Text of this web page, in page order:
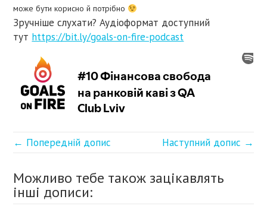
може бути корисно й потрібно
Зручніше слухати? Аудіоформат доступний
тут https://bit.ly/goals-on-fire-podcast
← Попередній допис Наступний допис →
Можливо тебе також зацікавлять
інші дописи: